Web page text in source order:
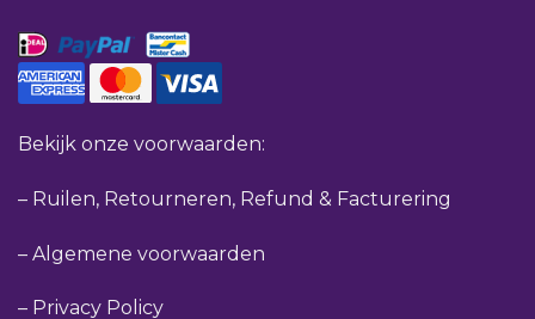
Bekijk onze voorwaarden:
– Ruilen, Retourneren, Refund & Facturering
– Algemene voorwaarden
– Privacy Policy